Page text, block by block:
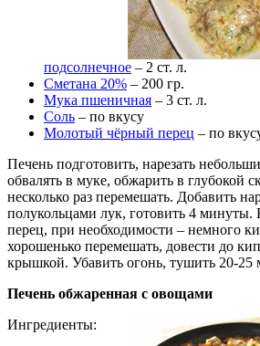
подсолнечное – 2 ст. л.
Сметана 20% – 200 гр.
Мука пшеничная – 3 ст. л.
Соль – по вкусу
Молотый чёрный перец – по
Печень подготовить, нарезать
обвалять в муке, обжарить в глубокой
несколько раз перемешать. Добавить
полукольцами лук, готовить 4 минуты.
перец, при необходимости – немного
хорошенько перемешать, довести до
крышкой. Убавить огонь, тушить 20-25
Печень обжаренная с овощами
Ингредиенты: